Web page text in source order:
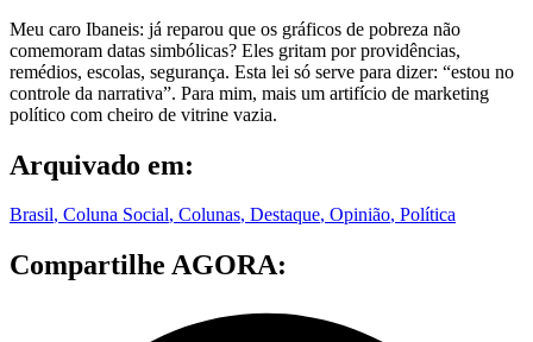
Meu caro Ibaneis: já reparou que os gráficos de pobreza não
comemoram datas simbólicas? Eles gritam por providências,
remédios, escolas, segurança. Esta lei só serve para dizer: “estou no
controle da narrativa”. Para mim, mais um artifício de marketing
político com cheiro de vitrine vazia.
Arquivado em:
Brasil, Coluna Social, Colunas, Destaque, Opinião, Política
Compartilhe AGORA: